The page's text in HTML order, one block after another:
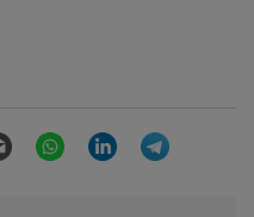
Email WhatsAppLinkedIn